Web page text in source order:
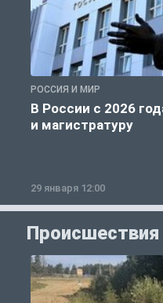
РОССИЯ И МИР
В России с 2026
и магистратуру
29 января 12:00
Происшествия